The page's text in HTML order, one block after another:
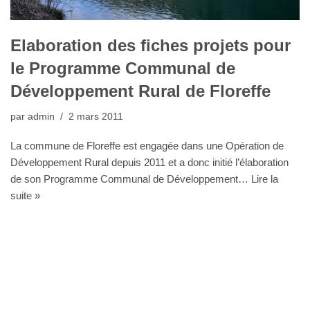
Elaboration des fiches projets pour
le Programme Communal de
Développement Rural de Floreffe
par admin 2 mars 2011
La commune de Floreffe est engagée dans une Opération de
Développement Rural depuis 2011 et a donc initié l’élaboration
de son Programme Communal de Développement… Lire la
suite »